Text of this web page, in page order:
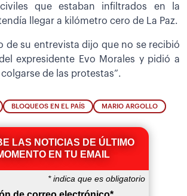
que estaban infiltrados en la
llegar a kilómetro cero de La Paz.
de su entrevista dijo que no se recibió
expresidente Evo Morales y pidió a
de las protestas”.
BLOQUEOS EN EL PAÍS MARIO ARGOLLO
LAS NOTICIAS DE ÚLTIMO
EN TU EMAIL
*indica que es obligatorio